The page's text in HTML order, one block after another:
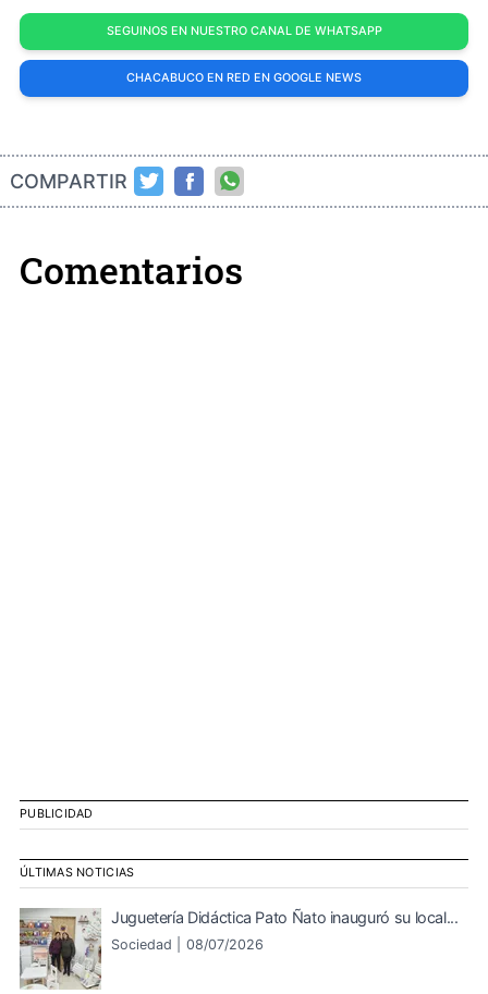
SEGUINOS EN NUESTRO CANAL DE WHATSAPP
CHACABUCO EN RED EN GOOGLE NEWS
COMPARTIR
Comentarios
PUBLICIDAD
ÚLTIMAS NOTICIAS
Juguetería Didáctica Pato Ñato inauguró su local...
Sociedad | 08/07/2026